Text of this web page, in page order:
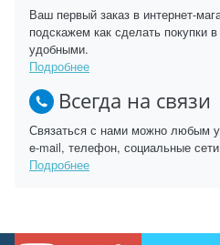
Ваш первый заказ в интернет-
подскажем как сделать покупки
удобными.
Подробнее
Всегда на связи
Связаться с нами можно любым
e-mail, телефон, социальные
Подробнее